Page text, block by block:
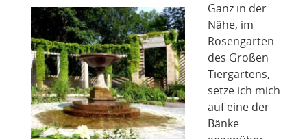
Ganz in der
Nähe, im
Rosengarten
des Großen
Tiergartens,
setze ich mich
auf eine der
Bänke